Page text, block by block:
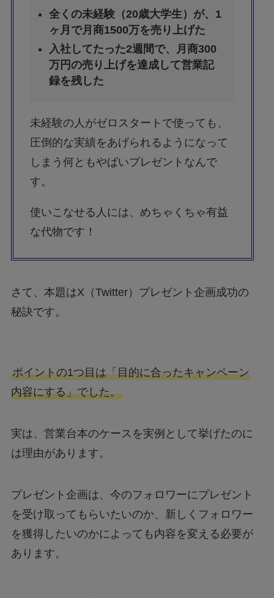
全くの未経験（20歳大学生）が、1
ヶ月で月商1500万を売り上げた
入社してたった2週間で、月商300
万円の売り上げを達成して営業記
録を残した
未経験の人がゼロスタートで使っても、
圧倒的な実績をあげられるようになって
しまう何ともやばいプレゼントなんで
す。
使いこなせる人には、めちゃくちゃ有益
な代物です！
さて、本題はX（Twitter）プレゼント企画成功の
秘訣です。
ポイントの1つ目は「目的に合ったキャンペーン
内容にする」でした。
実は、営業台本のケースを実例として挙げたのに
は理由があります。
プレゼント企画は、今のフォロワーにプレゼント
を受け取ってもらいたいのか、新しくフォロワー
を獲得したいのかによっても内容を変える必要が
あります。